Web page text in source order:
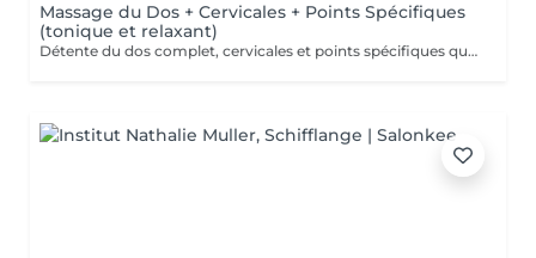
Massage du Dos + Cervicales + Points Spécifiques
(tonique et relaxant)
Détente du dos complet, cervicales et points spécifiques qui soulageront fatigue musculaire, courbatures, rhumatismes.